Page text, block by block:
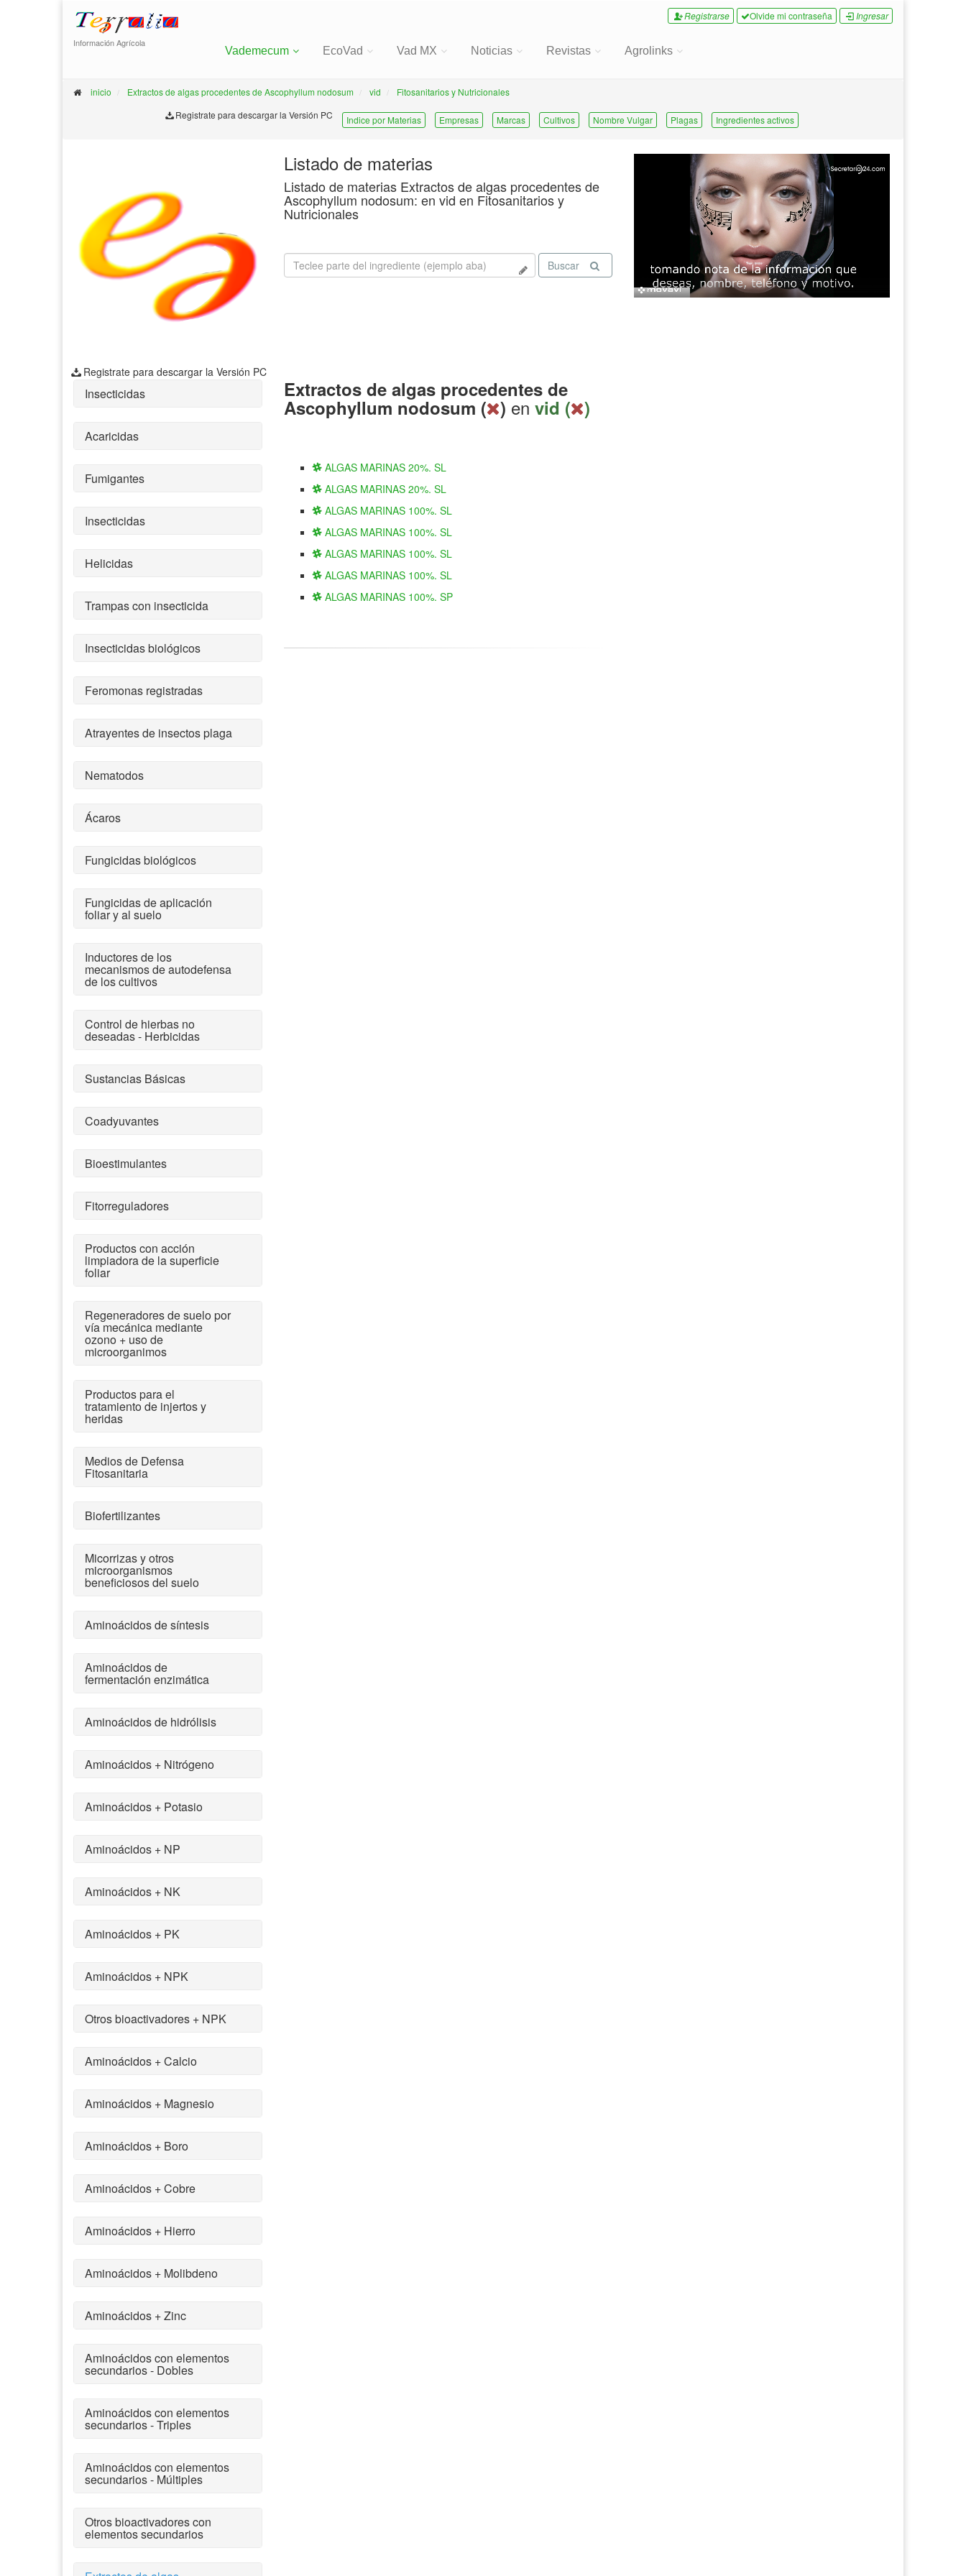
Información Agrícola
Registrarse Olvide mi contraseña Ingresar
Vademecum EcoVad Vad MX Noticias Revistas Agrolinks
inicio Extractos de algas procedentes de Ascophyllum nodosum vid
Fitosanitarios y Nutricionales
Registrate para descargar la Versión PC
Indice por Materias Empresas Marcas Cultivos Nombre Vulgar Plagas Ingredientes activos
Registrate para descargar la Versión PC
Listado de materias
Listado de materias Extractos de algas procedentes de
Ascophyllum nodosum: en vid en Fitosanitarios y
Nutricionales
Buscar
Insecticidas
Acaricidas
Fumigantes
Insecticidas
Helicidas
Trampas con insecticida
Insecticidas biológicos
Feromonas registradas
Atrayentes de insectos plaga
Nematodos
Ácaros
Fungicidas biológicos
Fungicidas de aplicación
foliar y al suelo
Inductores de los
mecanismos de autodefensa
de los cultivos
Control de hierbas no
deseadas - Herbicidas
Sustancias Básicas
Coadyuvantes
Bioestimulantes
Fitorreguladores
Productos con acción
limpiadora de la superficie
foliar
Regeneradores de suelo por
vía mecánica mediante
ozono + uso de
microorganimos
Productos para el
tratamiento de injertos y
heridas
Medios de Defensa
Fitosanitaria
Biofertilizantes
Micorrizas y otros
microorganismos
beneficiosos del suelo
Aminoácidos de síntesis
Aminoácidos de
fermentación enzimática
Aminoácidos de hidrólisis
Aminoácidos + Nitrógeno
Aminoácidos + Potasio
Aminoácidos + NP
Aminoácidos + NK
Aminoácidos + PK
Aminoácidos + NPK
Otros bioactivadores + NPK
Aminoácidos + Calcio
Aminoácidos + Magnesio
Aminoácidos + Boro
Aminoácidos + Cobre
Aminoácidos + Hierro
Aminoácidos + Molibdeno
Aminoácidos + Zinc
Aminoácidos con elementos
secundarios - Dobles
Aminoácidos con elementos
secundarios - Triples
Aminoácidos con elementos
secundarios - Múltiples
Otros bioactivadores con
elementos secundarios
Extractos de algas procedentes de
Ascophyllum nodosum ( ) en vid ( )
ALGAS MARINAS 20%. SL
ALGAS MARINAS 20%. SL
ALGAS MARINAS 100%. SL
ALGAS MARINAS 100%. SL
ALGAS MARINAS 100%. SL
ALGAS MARINAS 100%. SL
ALGAS MARINAS 100%. SP